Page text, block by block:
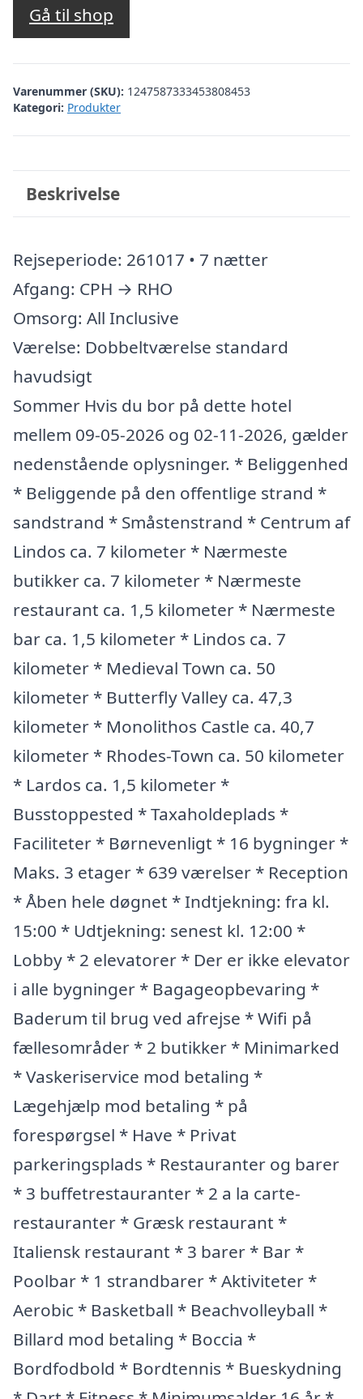
Gå til shop
Varenummer (SKU): 1247587333453808453
Kategori: Produkter
Beskrivelse
Rejseperiode: 261017 • 7 nætter
Afgang: CPH → RHO
Omsorg: All Inclusive
Værelse: Dobbeltværelse standard
havudsigt
Sommer Hvis du bor på dette hotel
mellem 09-05-2026 og 02-11-2026, gælder
nedenstående oplysninger. * Beliggenhed
* Beliggende på den offentlige strand *
sandstrand * Småstenstrand * Centrum af
Lindos ca. 7 kilometer * Nærmeste
butikker ca. 7 kilometer * Nærmeste
restaurant ca. 1,5 kilometer * Nærmeste
bar ca. 1,5 kilometer * Lindos ca. 7
kilometer * Medieval Town ca. 50
kilometer * Butterfly Valley ca. 47,3
kilometer * Monolithos Castle ca. 40,7
kilometer * Rhodes-Town ca. 50 kilometer
* Lardos ca. 1,5 kilometer *
Busstoppested * Taxaholdeplads *
Faciliteter * Børnevenligt * 16 bygninger *
Maks. 3 etager * 639 værelser * Reception
* Åben hele døgnet * Indtjekning: fra kl.
15:00 * Udtjekning: senest kl. 12:00 *
Lobby * 2 elevatorer * Der er ikke elevator
i alle bygninger * Bagageopbevaring *
Baderum til brug ved afrejse * Wifi på
fællesområder * 2 butikker * Minimarked
* Vaskeriservice mod betaling *
Lægehjælp mod betaling * på
forespørgsel * Have * Privat
parkeringsplads * Restauranter og barer
* 3 buffetrestauranter * 2 a la carte-
restauranter * Græsk restaurant *
Italiensk restaurant * 3 barer * Bar *
Poolbar * 1 strandbarer * Aktiviteter *
Aerobic * Basketball * Beachvolleyball *
Billard mod betaling * Boccia *
Bordfodbold * Bordtennis * Bueskydning